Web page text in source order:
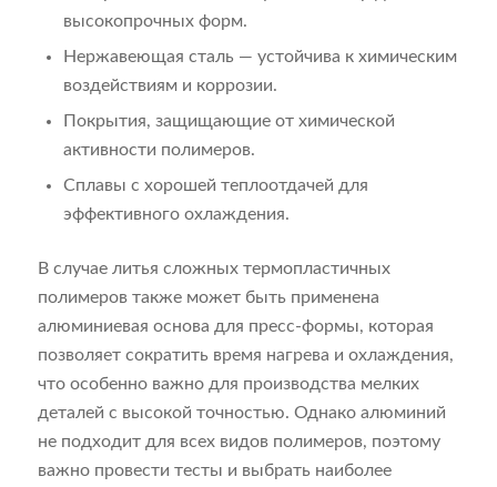
высокопрочных форм.
Нержавеющая сталь — устойчива к химическим
воздействиям и коррозии.
Покрытия, защищающие от химической
активности полимеров.
Сплавы с хорошей теплоотдачей для
эффективного охлаждения.
В случае литья сложных термопластичных
полимеров также может быть применена
алюминиевая основа для пресс-формы, которая
позволяет сократить время нагрева и охлаждения,
что особенно важно для производства мелких
деталей с высокой точностью. Однако алюминий
не подходит для всех видов полимеров, поэтому
важно провести тесты и выбрать наиболее